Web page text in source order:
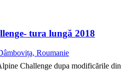
tura lungă 2018
Roumanie
Challenge dupa modificările din